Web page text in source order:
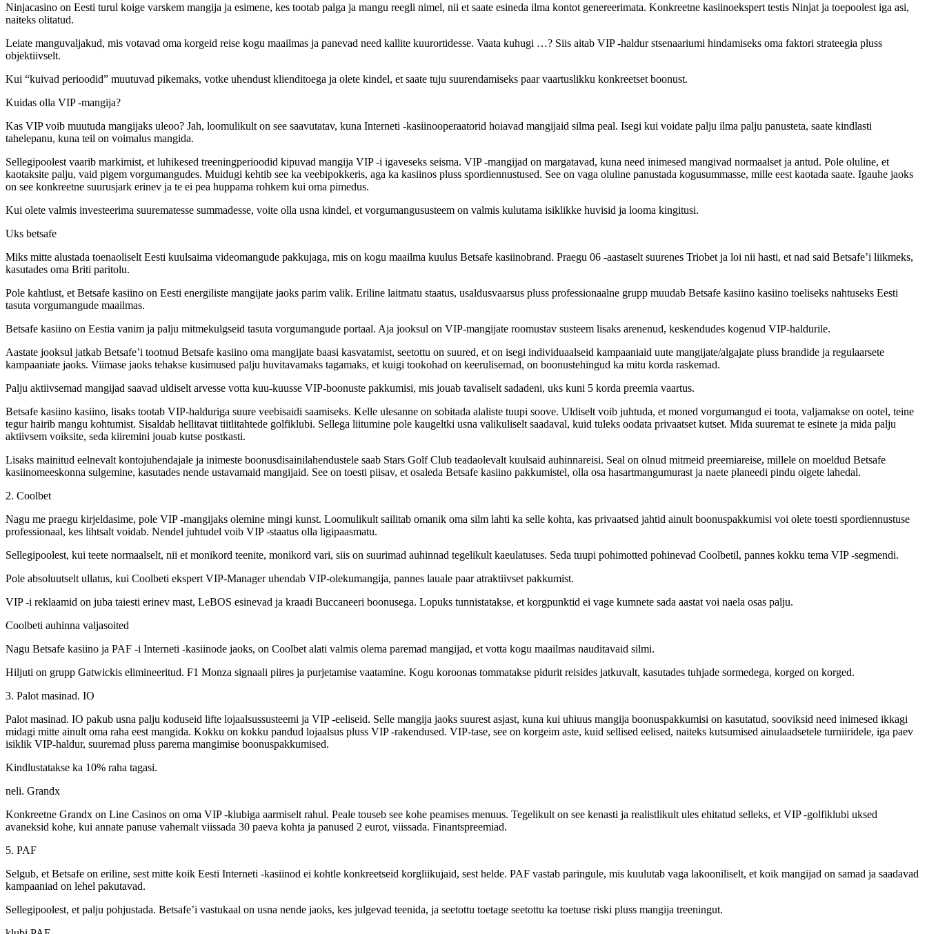
Ninjacasino on Eesti turul koige varskem mangija ja esimene, kes tootab palga ja mangu reegli nimel, nii et saate esineda ilma kontot genereerimata. Konkreetne kasiinoekspert testis Ninjat ja toepoolest iga asi,
naiteks olitatud.
Leiate manguvaljakud, mis votavad oma korgeid reise kogu maailmas ja panevad need kallite kuurortidesse. Vaata kuhugi …? Siis aitab VIP -haldur stsenaariumi hindamiseks oma faktori strateegia pluss
objektiivselt.
Kui “kuivad perioodid” muutuvad pikemaks, votke uhendust klienditoega ja olete kindel, et saate tuju suurendamiseks paar vaartuslikku konkreetset boonust.
Kuidas olla VIP -mangija?
Kas VIP voib muutuda mangijaks uleoo? Jah, loomulikult on see saavutatav, kuna Interneti -kasiinooperaatorid hoiavad mangijaid silma peal. Isegi kui voidate palju ilma palju panusteta, saate kindlasti
tahelepanu, kuna teil on voimalus mangida.
Sellegipoolest vaarib markimist, et luhikesed treeningperioodid kipuvad mangija VIP -i igaveseks seisma. VIP -mangijad on margatavad, kuna need inimesed mangivad normaalset ja antud. Pole oluline, et
kaotaksite palju, vaid pigem vorgumangudes. Muidugi kehtib see ka veebipokkeris, aga ka kasiinos pluss spordiennustused. See on vaga oluline panustada kogusummasse, mille eest kaotada saate. Igauhe jaoks
on see konkreetne suurusjark erinev ja te ei pea huppama rohkem kui oma pimedus.
Kui olete valmis investeerima suurematesse summadesse, voite olla usna kindel, et vorgumangususteem on valmis kulutama isiklikke huvisid ja looma kingitusi.
Uks betsafe
Miks mitte alustada toenaoliselt Eesti kuulsaima videomangude pakkujaga, mis on kogu maailma kuulus Betsafe kasiinobrand. Praegu 06 -aastaselt suurenes Triobet ja loi nii hasti, et nad said Betsafe’i liikmeks,
kasutades oma Briti paritolu.
Pole kahtlust, et Betsafe kasiino on Eesti energiliste mangijate jaoks parim valik. Eriline laitmatu staatus, usaldusvaarsus pluss professionaalne grupp muudab Betsafe kasiino kasiino toeliseks nahtuseks Eesti
tasuta vorgumangude maailmas.
Betsafe kasiino on Eestia vanim ja palju mitmekulgseid tasuta vorgumangude portaal. Aja jooksul on VIP-mangijate roomustav susteem lisaks arenenud, keskendudes kogenud VIP-haldurile.
Aastate jooksul jatkab Betsafe’i tootnud Betsafe kasiino oma mangijate baasi kasvatamist, seetottu on suured, et on isegi individuaalseid kampaaniaid uute mangijate/algajate pluss brandide ja regulaarsete
kampaaniate jaoks. Viimase jaoks tehakse kusimused palju huvitavamaks tagamaks, et kuigi tookohad on keerulisemad, on boonustehingud ka mitu korda raskemad.
Palju aktiivsemad mangijad saavad uldiselt arvesse votta kuu-kuusse VIP-boonuste pakkumisi, mis jouab tavaliselt sadadeni, uks kuni 5 korda preemia vaartus.
Betsafe kasiino kasiino, lisaks tootab VIP-halduriga suure veebisaidi saamiseks. Kelle ulesanne on sobitada alaliste tuupi soove. Uldiselt voib juhtuda, et moned vorgumangud ei toota, valjamakse on ootel, teine
tegur hairib mangu kohtumist. Sisaldab hellitavat tiitlitahtede golfiklubi. Sellega liitumine pole kaugeltki usna valikuliselt saadaval, kuid tuleks oodata privaatset kutset. Mida suuremat te esinete ja mida palju
aktiivsem voiksite, seda kiiremini jouab kutse postkasti.
Lisaks mainitud eelnevalt kontojuhendajale ja inimeste boonusdisainilahendustele saab Stars Golf Club teadaolevalt kuulsaid auhinnareisi. Seal on olnud mitmeid preemiareise, millele on moeldud Betsafe
kasiinomeeskonna sulgemine, kasutades nende ustavamaid mangijaid. See on toesti piisav, et osaleda Betsafe kasiino pakkumistel, olla osa hasartmangumurast ja naete planeedi pindu oigete lahedal.
2. Coolbet
Nagu me praegu kirjeldasime, pole VIP -mangijaks olemine mingi kunst. Loomulikult sailitab omanik oma silm lahti ka selle kohta, kas privaatsed jahtid ainult boonuspakkumisi voi olete toesti spordiennustuse
professionaal, kes lihtsalt voidab. Nendel juhtudel voib VIP -staatus olla ligipaasmatu.
Sellegipoolest, kui teete normaalselt, nii et monikord teenite, monikord vari, siis on suurimad auhinnad tegelikult kaeulatuses. Seda tuupi pohimotted pohinevad Coolbetil, pannes kokku tema VIP -segmendi.
Pole absoluutselt ullatus, kui Coolbeti ekspert VIP-Manager uhendab VIP-olekumangija, pannes lauale paar atraktiivset pakkumist.
VIP -i reklaamid on juba taiesti erinev mast, LeBOS esinevad ja kraadi Buccaneeri boonusega. Lopuks tunnistatakse, et korgpunktid ei vage kumnete sada aastat voi naela osas palju.
Coolbeti auhinna valjasoited
Nagu Betsafe kasiino ja PAF -i Interneti -kasiinode jaoks, on Coolbet alati valmis olema paremad mangijad, et votta kogu maailmas nauditavaid silmi.
Hiljuti on grupp Gatwickis elimineeritud. F1 Monza signaali piires ja purjetamise vaatamine. Kogu koroonas tommatakse pidurit reisides jatkuvalt, kasutades tuhjade sormedega, korged on korged.
3. Palot masinad. IO
Palot masinad. IO pakub usna palju koduseid lifte lojaalsussusteemi ja VIP -eeliseid. Selle mangija jaoks suurest asjast, kuna kui uhiuus mangija boonuspakkumisi on kasutatud, sooviksid need inimesed ikkagi
midagi mitte ainult oma raha eest mangida. Kokku on kokku pandud lojaalsus pluss VIP -rakendused. VIP-tase, see on korgeim aste, kuid sellised eelised, naiteks kutsumised ainulaadsetele turniiridele, iga paev
isiklik VIP-haldur, suuremad pluss parema mangimise boonuspakkumised.
Kindlustatakse ka 10% raha tagasi.
neli. Grandx
Konkreetne Grandx on Line Casinos on oma VIP -klubiga aarmiselt rahul. Peale touseb see kohe peamises menuus. Tegelikult on see kenasti ja realistlikult ules ehitatud selleks, et VIP -golfiklubi uksed
avaneksid kohe, kui annate panuse vahemalt viissada 30 paeva kohta ja panused 2 eurot, viissada. Finantspreemiad.
5. PAF
Selgub, et Betsafe on eriline, sest mitte koik Eesti Interneti -kasiinod ei kohtle konkreetseid korgliikujaid, sest helde. PAF vastab paringule, mis kuulutab vaga lakooniliselt, et koik mangijad on samad ja saadavad
kampaaniad on lehel pakutavad.
Sellegipoolest, et palju pohjustada. Betsafe’i vastukaal on usna nende jaoks, kes julgevad teenida, ja seetottu toetage seetottu ka toetuse riski pluss mangija treeningut.